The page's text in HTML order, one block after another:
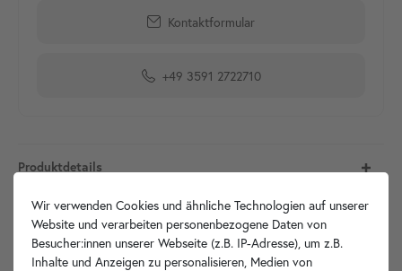
Kontaktformular
+49 3591 2722710
Produktdetails
Artikelbeschreibung
Hersteller-Info
Wir verwenden Cookies und ähnliche Technologien auf unserer
Website und verarbeiten personenbezogene Daten von
Besucher:innen unserer Webseite (z.B. IP-Adresse), um z.B.
Inhalte und Anzeigen zu personalisieren, Medien von